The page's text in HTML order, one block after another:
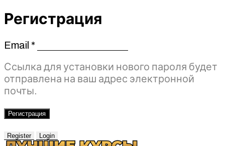
Регистрация
Email *Обязательно
Ссылка для установки нового пароля будет
отправлена ​​на ваш адрес электронной
почты.
Регистрация
Register Login